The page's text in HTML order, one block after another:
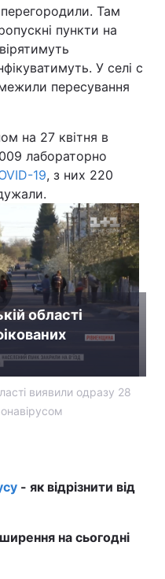
Туризм
Погода
Регіони
Статті
Думки
Вакансії
Там
пункти на
У селі с
пересування
на 27 квітня в
лабораторно
19, з них 220
області
виявили одразу 28
- як відрізнити від
на сьогодні